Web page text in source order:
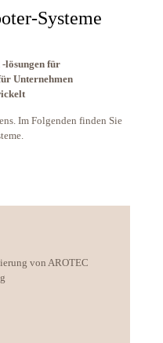
Systeme
lösungen für
Unternehmen
Im Folgenden finden Sie
von AROTEC